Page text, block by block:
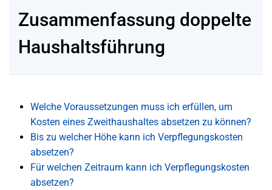
Zusammenfassung doppelte
Haushaltsführung
Welche Voraussetzungen muss ich erfüllen, um
Kosten eines Zweithaushaltes absetzen zu können?
Bis zu welcher Höhe kann ich Verpflegungskosten
absetzen?
Für welchen Zeitraum kann ich Verpflegungskosten
absetzen?